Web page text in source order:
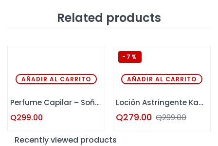
Related products
AÑADIR AL CARRITO
Perfume Capilar – Soñadora Kaba 120 ML
Q299.00
AÑADIR AL CARRITO
-7%
Loción Astringente Kaba 30 ML
Q279.00 Q299.00
Recently viewed products